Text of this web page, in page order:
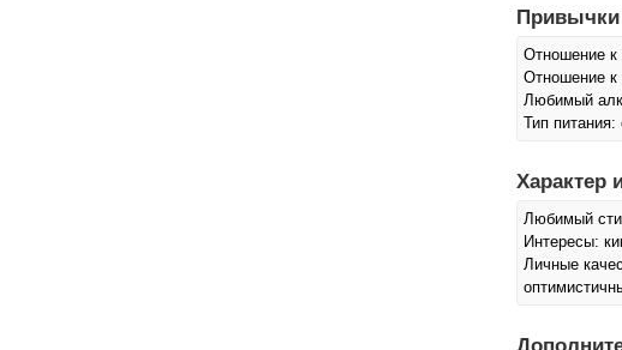
Привычки
Отношение к
Отношение к
Любимый
Тип питания:
Характер
Любимый
Интересы:
Личные